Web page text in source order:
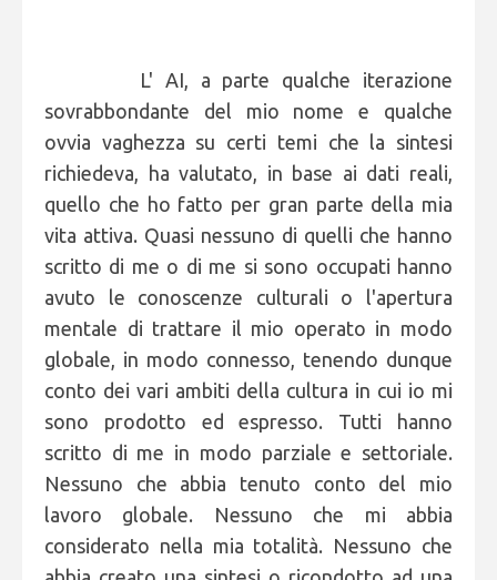
L' AI, a parte qualche iterazione
sovrabbondante del mio nome e qualche
ovvia vaghezza su certi temi che la sintesi
richiedeva, ha valutato, in base ai dati reali,
quello che ho fatto per gran parte della mia
vita attiva. Quasi nessuno di quelli che hanno
scritto di me o di me si sono occupati hanno
avuto le conoscenze culturali o l'apertura
mentale di trattare il mio operato in modo
globale, in modo connesso, tenendo dunque
conto dei vari ambiti della cultura in cui io mi
sono prodotto ed espresso. Tutti hanno
scritto di me in modo parziale e settoriale.
Nessuno che abbia tenuto conto del mio
lavoro globale. Nessuno che mi abbia
considerato nella mia totalità. Nessuno che